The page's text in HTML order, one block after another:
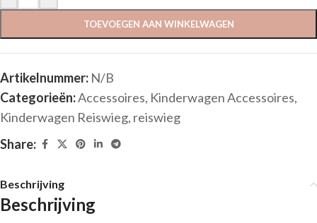
TOEVOEGEN AAN WINKELWAGEN
Artikelnummer: N/B
Categorieën:Accessoires, Kinderwagen Accessoires,
Kinderwagen Reiswieg, reiswieg
Share:
Beschrijving
Beschrijving